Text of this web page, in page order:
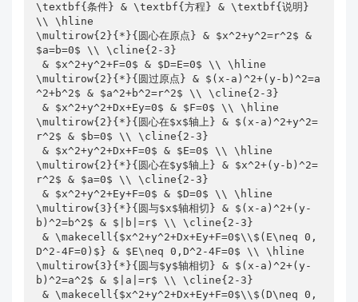
\multirow{2}{*}{圆与$x,y$轴都相切} & \makecell{$(x
-a)^2+(y-b)^2=a^2$\\$(|a|=|b|\neq 0)$} & $|a|=|b|
=r$ \\ \cline{2-3}
0)$} & $D^2=E^2=4F$ \\ \hline
\end{tabular}
\end{document}
即使使用了 array 提供的 m{<width>}
格式这也并不令人满
本回答重点在于，希望在不改变目前代码的大框架下（i.e.必须
使用原生的 tabular 环境）权衡好 multirow
功能，试图找到 tabular 框架下纵向对齐的最佳实践。
\textbf{条件} & \textbf{方程} & \textbf{说明}
\\ \hline
\multirow{2}{*}{圆心在原点} & $x^2+y^2=r^2$ &
$a=b=0$ \\ \cline{2-3}
& $x^2+y^2+F=0$ & $D=E=0$ \\ \hline
\multirow{2}{*}{圆过原点} & $(x-a)^2+(y-b)^2=a
^2+b^2$ & $a^2+b^2=r^2$ \\ \cline{2-3}
& $x^2+y^2+Dx+Ey=0$ & $F=0$ \\ \hline
\multirow{2}{*}{圆心在$x$轴上} & $(x-a)^2+y^2=
r^2$ & $b=0$ \\ \cline{2-3}
& $x^2+y^2+Dx+F=0$ & $E=0$ \\ \hline
\multirow{2}{*}{圆心在$y$轴上} & $x^2+(y-b)^2=
r^2$ & $a=0$ \\ \cline{2-3}
& $x^2+y^2+Ey+F=0$ & $D=0$ \\ \hline
\multirow{3}{*}{圆与$x$轴相切} & $(x-a)^2+(y-
b)^2=b^2$ & $|b|=r$ \\ \cline{2-3}
& \makecell{$x^2+y^2+Dx+Ey+F=0$\\$(E\neq 0,
D^2-4F=0)$} & $E\neq 0,D^2-4F=0$ \\ \hline
\multirow{3}{*}{圆与$y$轴相切} & $(x-a)^2+(y-
b)^2=a^2$ & $|a|=r$ \\ \cline{2-3}
& \makecell{$x^2+y^2+Dx+Ey+F=0$\\$(D\neq 0,